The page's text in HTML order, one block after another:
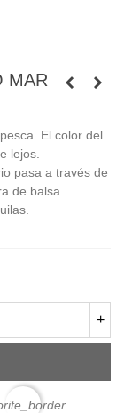
MAR
El color del
lejos.
pasa a través de
de balsa.
+